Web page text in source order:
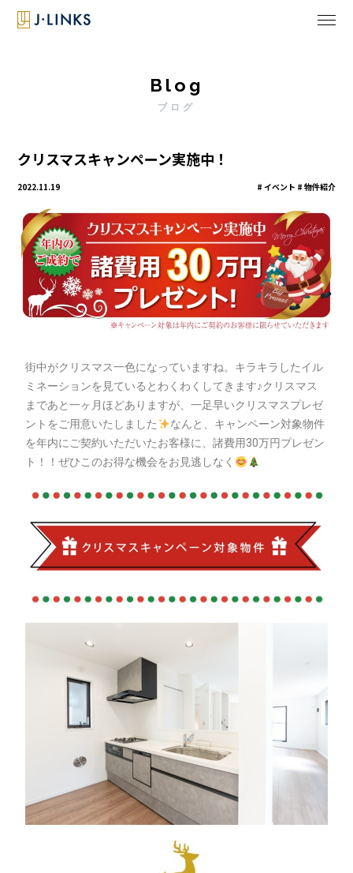
Blog
ブログ
クリスマスキャンペーン実施中！
2022.11.19 イベント # 物件紹介
街中がクリスマス一色になっていますね。キラキラしたイル
ミネーションを見ているとわくわくしてきます♪クリスマス
まであと一ヶ月ほどありますが、一足早いクリスマスプレゼ
ントをご用意いたしました
なんと、キャンペーン対象物件
を年内にご契約いただいたお客様に、諸費用30万円プレゼン
ト！！ぜひこのお得な機会をお見逃しなく